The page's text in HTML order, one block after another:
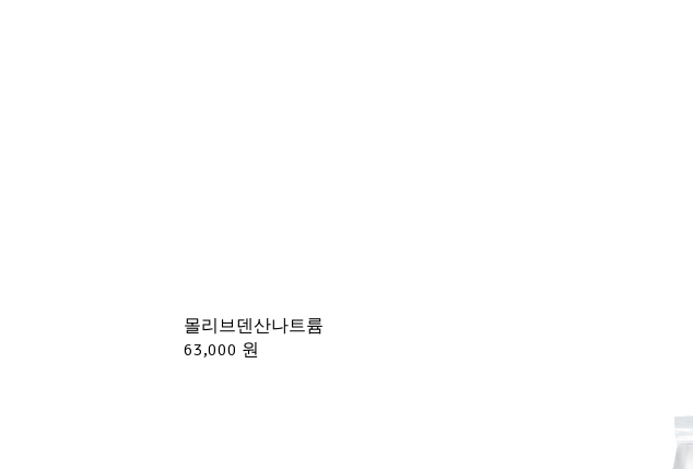
몰리브덴산나트륨
63,000 원